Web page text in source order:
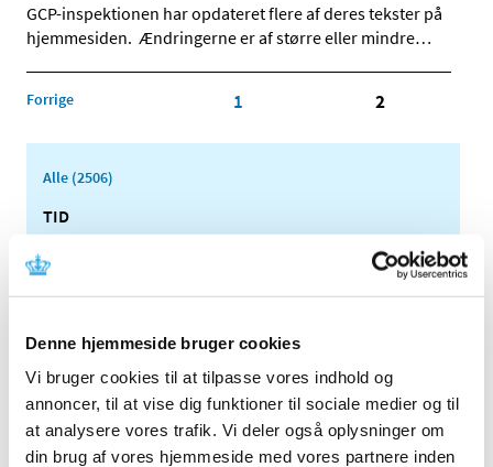
Denne hjemmeside bruger cookies
Vi bruger cookies til at tilpasse vores indhold og
annoncer, til at vise dig funktioner til sociale medier og til
at analysere vores trafik. Vi deler også oplysninger om
din brug af vores hjemmeside med vores partnere inden
GCP-inspektionen har opdateret flere af deres tekster på
hjemmesiden. Ændringerne er af større eller mindre…
Forrige 1 2
Alle (2506)
TID
2025 (158)
november (20)
september (23)
august (8)
juli (11)